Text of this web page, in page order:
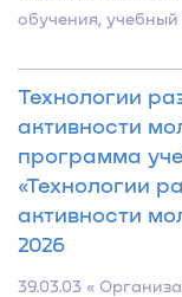
обучения,
Технологии
активности
программа
«Технологии
активности
2026
39.03.03 «